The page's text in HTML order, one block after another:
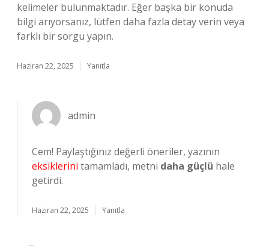
kelimeler bulunmaktadır. Eğer başka bir konuda
bilgi arıyorsanız, lütfen daha fazla detay verin veya
farklı bir sorgu yapın.
Haziran 22, 2025 Yanıtla
admin
Cem! Paylaştığınız değerli öneriler, yazının
eksiklerini tamamladı, metni daha güçlü hale
getirdi.
Haziran 22, 2025 Yanıtla